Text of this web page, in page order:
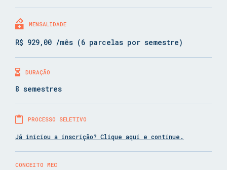
MENSALIDADE
R$ 929,00 /mês (6 parcelas por semestre)
DURAÇÃO
8 semestres
PROCESSO SELETIVO
Já iniciou a inscrição? Clique aqui e continue.
CONCEITO MEC